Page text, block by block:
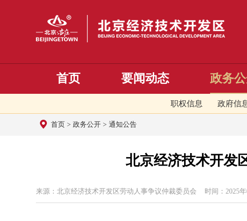
首页 要闻动态 政务
职权信息 政府信
首页 > 政务公开 > 通知公告
北京经济技术开发
来源：北京经济技术开发区劳动人事争议仲裁委员会 时间：2025年